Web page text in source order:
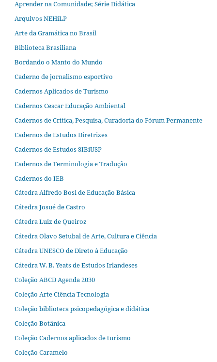
Aprender na Comunidade; Série Didática
Arquivos NEHiLP
Arte da Gramática no Brasil
Biblioteca Brasiliana
Bordando o Manto do Mundo
Caderno de jornalismo esportivo
Cadernos Aplicados de Turismo
Cadernos Cescar Educação Ambiental
Cadernos de Crítica, Pesquisa, Curadoria do Fórum Permanente
Cadernos de Estudos Diretrizes
Cadernos de Estudos SIBiUSP
Cadernos de Terminologia e Tradução
Cadernos do IEB
Cátedra Alfredo Bosi de Educação Básica
Cátedra Josué de Castro
Cátedra Luiz de Queiroz
Cátedra Olavo Setubal de Arte, Cultura e Ciência
Cátedra UNESCO de Direto à Educação
Cátedra W. B. Yeats de Estudos Irlandeses
Coleção ABCD Agenda 2030
Coleção Arte Ciência Tecnologia
Coleção biblioteca psicopedagógica e didática
Coleção Botânica
Coleção Cadernos aplicados de turismo
Coleção Caramelo